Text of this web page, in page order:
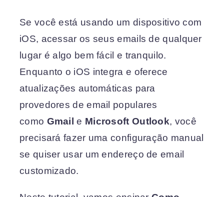
Se você está usando um dispositivo com
iOS, acessar os seus emails dequalquer
lugar é algo bem fácil e tranquilo.
Enquanto o iOS integra e oferece
atualizações automáticas para
provedores de email populares
como Gmaile Microsoft Outlook, você
precisará fazer uma configuração manual
se quiser usar um endereço de email
customizado.